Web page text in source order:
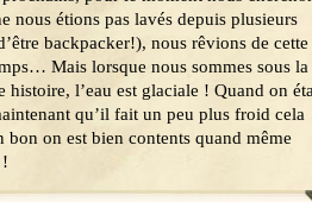
nous étions pas lavés depuis plusieurs
backpacker!), nous rêvions de cette
Mais lorsque nous sommes sous la
histoire, l’eau est glaciale ! Quand on
qu’il fait un peu plus froid cela
on est bien contents quand même